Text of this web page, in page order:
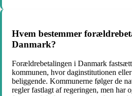
Hvem bestemmer
Danmark?
Forældrebetalingen i Danmark
kommunen, hvor daginstitutionen
beliggende. Kommunerne følger de
regler fastlagt af regeringen, men har